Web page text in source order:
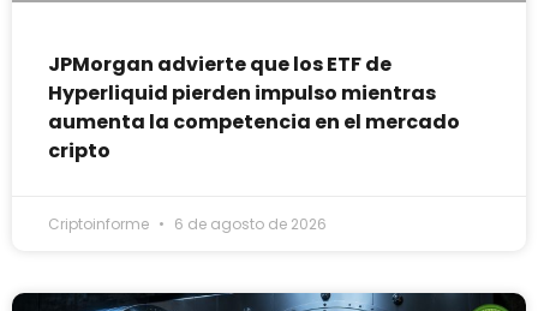
JPMorgan advierte que los ETF de
Hyperliquid pierden impulso mientras
aumenta la competencia en el mercado
cripto
Criptoinforme 6 de agosto de 2026